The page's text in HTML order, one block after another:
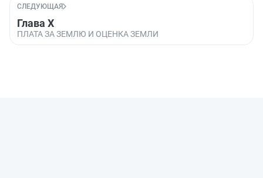
СЛЕДУЮЩАЯ
Глава X
ПЛАТА ЗА ЗЕМЛЮ И ОЦЕНКА ЗЕМЛИ